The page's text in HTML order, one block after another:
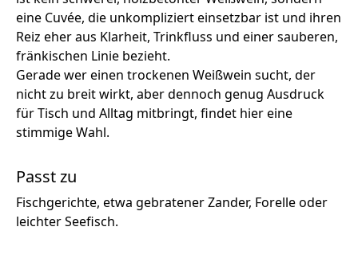
eine Cuvée, die unkompliziert einsetzbar ist und ihren
Reiz eher aus Klarheit, Trinkfluss und einer sauberen,
fränkischen Linie bezieht.
Gerade wer einen trockenen Weißwein sucht, der
nicht zu breit wirkt, aber dennoch genug Ausdruck
für Tisch und Alltag mitbringt, findet hier eine
stimmige Wahl.
Passt zu
Fischgerichte, etwa gebratener Zander, Forelle oder
leichter Seefisch.